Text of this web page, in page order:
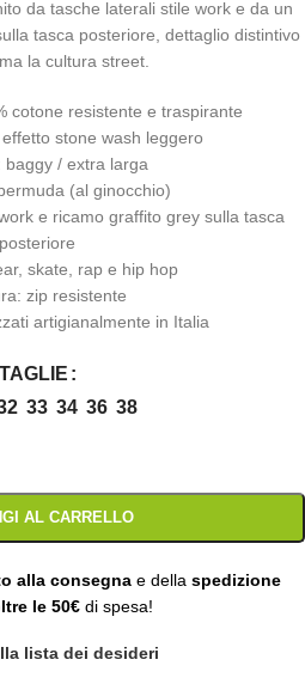
da tasche laterali stile work e da un
tasca posteriore, dettaglio distintivo
la cultura street.
cotone resistente e traspirante
stone wash leggero
baggy / extra larga
(al ginocchio)
e ricamo graffito grey sulla tasca
posteriore
skate, rap e hip hop
zip resistente
artigianalmente in Italia
TAGLIE
33 34 36 38
AL CARRELLO
alla consegna e della spedizione
le 50€di spesa!
lista dei desideri